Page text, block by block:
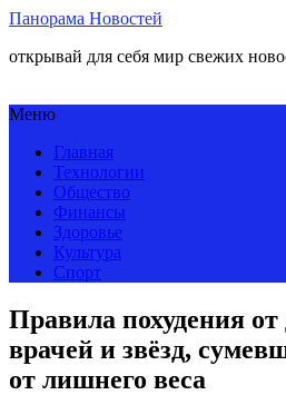
Панорама Новостей
открывай для себя мир свежих
Меню
Главная
Технологии
Общество
Финансы
Здоровье
Культура
Спорт
Правила похудения от
врачей и звёзд,
от лишнего веса